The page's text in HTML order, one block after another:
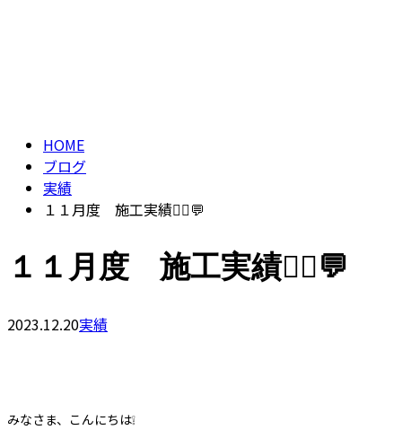
HOME
ブログ
実績
１１月度 施工実績👷‍♂️💬
１１月度 施工実績👷‍♂️💬
2023.12.20実績
みなさま、こんにちは❕